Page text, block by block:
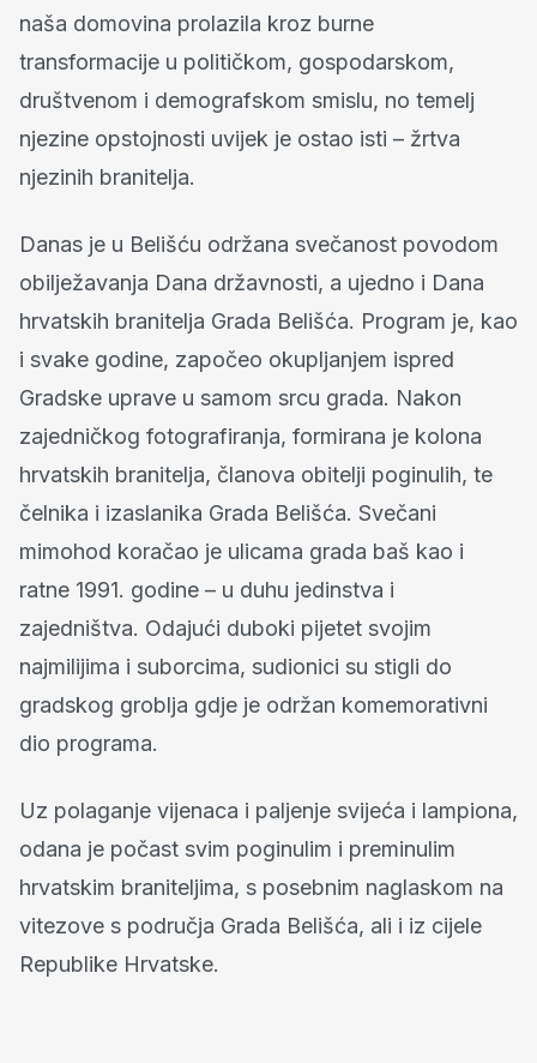
naša domovina prolazila kroz burne
transformacije u političkom, gospodarskom,
društvenom i demografskom smislu, no temelj
njezine opstojnosti uvijek je ostao isti – žrtva
njezinih branitelja.
Danas je u Belišću održana svečanost povodom
obilježavanja Dana državnosti, a ujedno i Dana
hrvatskih branitelja Grada Belišća. Program je, kao
i svake godine, započeo okupljanjem ispred
Gradske uprave u samom srcu grada. Nakon
zajedničkog fotografiranja, formirana je kolona
hrvatskih branitelja, članova obitelji poginulih, te
čelnika i izaslanika Grada Belišća. Svečani
mimohod koračao je ulicama grada baš kao i
ratne 1991. godine – u duhu jedinstva i
zajedništva. Odajući duboki pijetet svojim
najmilijima i suborcima, sudionici su stigli do
gradskog groblja gdje je održan komemorativni
dio programa.
Uz polaganje vijenaca i paljenje svijeća i lampiona,
odana je počast svim poginulim i preminulim
hrvatskim braniteljima, s posebnim naglaskom na
vitezove s područja Grada Belišća, ali i iz cijele
Republike Hrvatske.